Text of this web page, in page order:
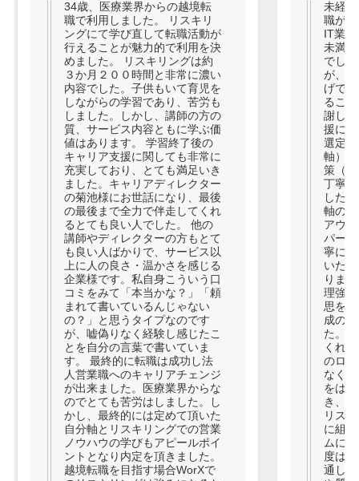
34歳、医療業界からの越境転
職で利用しました。 リスキリ
ングにて学び直して転職活動が
行えることが魅力的で利用を決
めました。 リスキリングは約
３か月２００時間と非常に濃い
内容でした。子供もいて育児を
しながらの学習であり、苦労も
しました。しかし、講師の方の
質、サービス内容ともに学ぶ価
値はあります。 学習終了後の
キャリア支援に関しても非常に
充実しており、とても満足いき
ました。キャリアディレクター
の菊池様にお世話になり、最後
の最後まで全力で伴走してくれ
るとても良い人でした。 他の
講師やディレクターの方もとて
も良い人ばかりで、サービス以
上に人の良さ・温かさを感じる
企業様です。私自身こういう口
コミをみて「本当かな？」「頼
まれて書いているんじゃない
の？」と思うタイプなのです
が、嘘偽りなく経験し感じたこ
とを自分の言葉で書いていま
す。 最終的に転職は成功し法
人営業職へのキャリアチェンジ
が出来ました。医療業界からな
のでとても苦労はしました。し
かし、最終的には定めて頂いた
自分軸とリスキリングでの営業
ノウハウの学びもアピールポイ
ントとなり内定を頂きました。
越境転職を目指す場合WorXで
未経
職が
IT業
未満
でし
が、
げで
るこ
謝し
援に
選定
軸）
策（
丁寧
した
軸の
アウ
パー
寧に
いた
りま
理強
思を
成の
た。
くれ
のロ
なく
をは
き、
リス
に組
ムに
度は
通し